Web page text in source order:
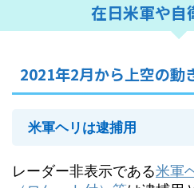
在日米軍や自
2021年2月から上空の動
米軍ヘリは逮捕用
レーダー非表示である米軍